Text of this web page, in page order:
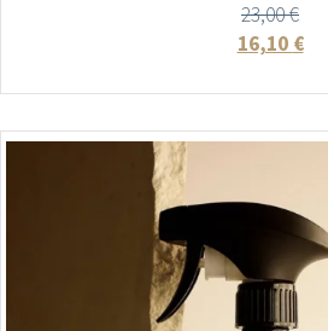
23,00€
16,10 €